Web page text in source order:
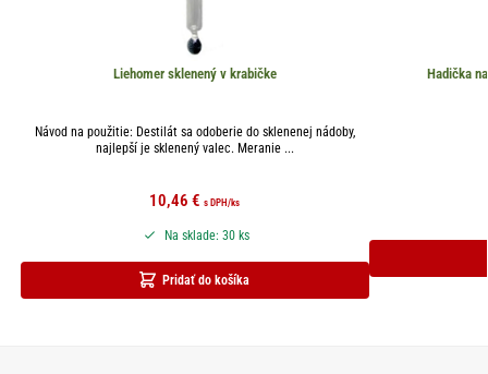
Liehomer sklenený v krabičke
Návod na použitie: Destilát sa odoberie do sklenenej nádoby,
najlepší je sklenený valec. Meranie ...
10,46€ s DPH/ks
Pridať do košíka
Na sklade: 30 ks
Hadička